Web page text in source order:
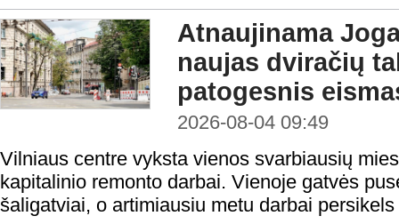
Atnaujinama
naujas dviračių
patogesnis
2026-08-04 09:49
Vilniaus centre vyksta vienos svarbiausių
kapitalinio remonto darbai. Vienoje gatvės
šaligatviai, o artimiausiu metu darbai